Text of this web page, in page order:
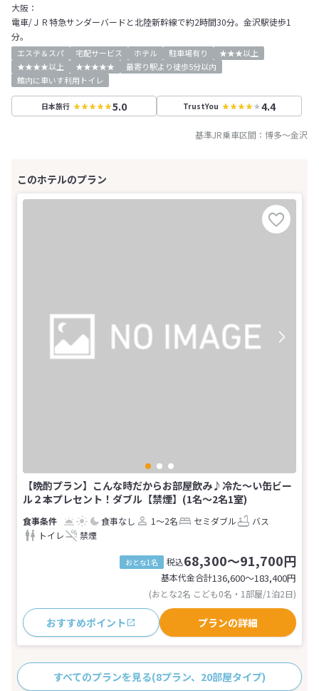
大阪：
電車/ＪＲ特急サンダーバードと北陸新幹線で約2時間30分。金沢駅徒歩1
分。
エステ＆スパ 宅配サービス ホテル 駐車場有り
★★★以上
★★★★以上
★★★★★
最寄り駅より徒歩5分以内
館内に車いす利用トイレ
日本旅行 5.0 TrustYou 4.4
基準JR乗車区間： 博多～金沢
【晩酌プラン】こんな時だからお部屋飲み♪冷た～い缶ビー
ル２本プレセント！ダブル【禁煙】(1名～2名1室)
食事なし 1～2名 セミダブル
バス
トイレ
禁煙
おとな1名 税込68,300～91,700円
基本代金合計136,600〜183,400円
(おとな2名 こども0名・1部屋/1泊2日)
おすすめポイント プランの詳細
すべてのプランを見る(8プラン、20部屋タイプ)